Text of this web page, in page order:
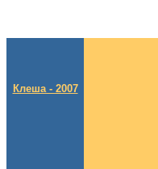
Клеша - 2007